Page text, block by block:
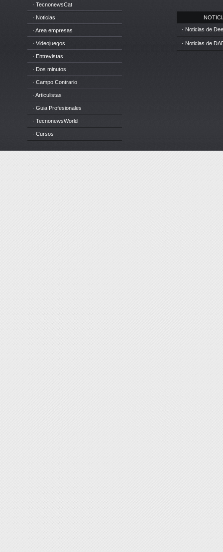
· TecnonewsCat
· Noticias
· Area empresas
· Videojuegos
· Entrevistas
· Dos minutos
· Campo Contrario
· Articulistas
· Guia Profesionales
· TecnonewsWorld
· Cursos
· Noticias de
· Noticias de